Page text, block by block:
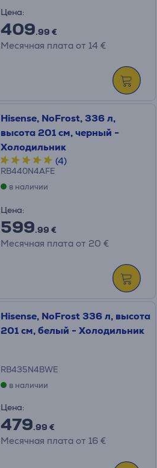
Цена:
409.99 €
Месячная плата от 14 €
Hisense, NoFrost, 336 л,
высота 201 см, черный -
Холодильник
(4)
RB440N4AFE
в наличии
Цена:
599.99 €
Месячная плата от 20 €
Hisense, NoFrost 336 л, высота
201 см, белый - Холодильник
RB435N4BWE
в наличии
Цена:
479.99 €
Месячная плата от 16 €